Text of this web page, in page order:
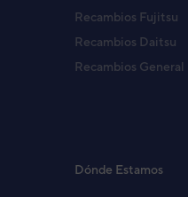
Recambios Fujitsu
Recambios Daitsu
Recambios General
Dónde Estamos